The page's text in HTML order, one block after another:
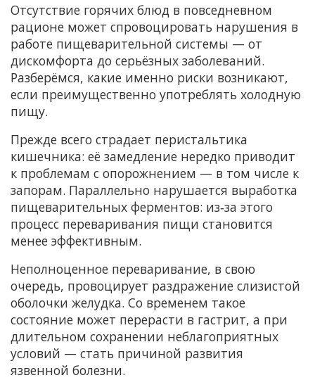
Отсутствие горячих блюд в повседневном
рационе может спровоцировать нарушения в
работе пищеварительной системы — от
дискомфорта до серьёзных заболеваний.
Разберёмся, какие именно риски возникают,
если преимущественно употреблять холодную
пищу.
Прежде всего страдает перистальтика
кишечника: её замедление нередко приводит
к проблемам с опорожнением — в том числе к
запорам. Параллельно нарушается выработка
пищеварительных ферментов: из‑за этого
процесс переваривания пищи становится
менее эффективным.
Неполноценное переваривание, в свою
очередь, провоцирует раздражение слизистой
оболочки желудка. Со временем такое
состояние может перерасти в гастрит, а при
длительном сохранении неблагоприятных
условий — стать причиной развития
язвенной болезни.